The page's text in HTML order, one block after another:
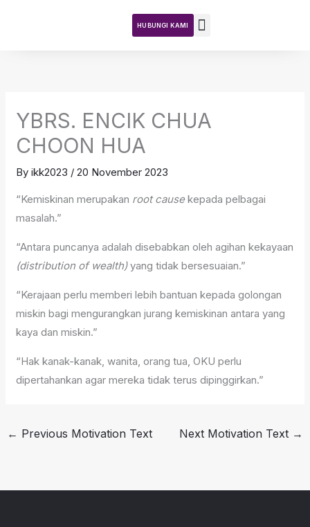
HUBUNGI KAMI
YBRS. ENCIK CHUA
CHOON HUA
Byikk2023 /20 November 2023
“Kemiskinan merupakan root causekepada pelbagai
masalah.”
“Antara puncanya adalah disebabkan oleh agihan kekayaan
(distribution of wealth)yang tidak bersesuaian.”
“Kerajaan perlu memberi lebih bantuan kepada golongan
miskin bagi mengurangkan jurang kemiskinan antara yang
kaya dan miskin.”
“Hak kanak-kanak, wanita, orang tua, OKU perlu
dipertahankan agar mereka tidak terus dipinggirkan.”
← Previous Motivation Text Next Motivation Text →